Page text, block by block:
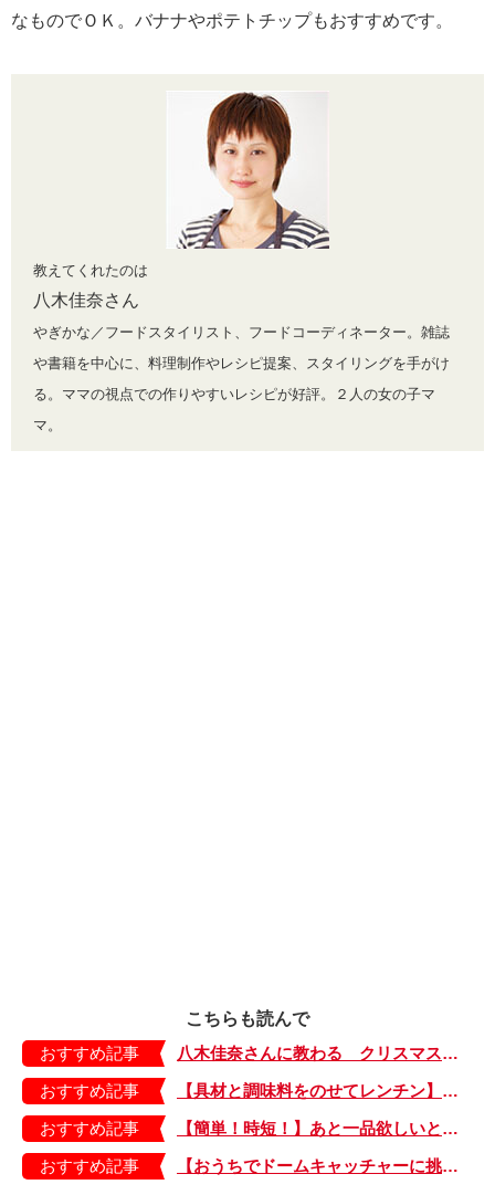
なものでＯＫ。バナナやポテトチップもおすすめです。
教えてくれたのは
八木佳奈さん
やぎかな／フードスタイリスト、フードコーディネーター。雑誌
や書籍を中心に、料理制作やレシピ提案、スタイリングを手がけ
る。ママの視点での作りやすいレシピが好評。２人の女の子マ
マ。
こちらも読んで
おすすめ記事
八木佳奈さんに教わる クリスマスパーティーレシピ Vol.1
おすすめ記事
【具材と調味料をのせてレンチン】ケチャップ×バターの王道味！「うどんナポリタン」のできあがり♪
おすすめ記事
【簡単！時短！】あと一品欲しいときにおすすめの「卵とレタスの炒めもの」のレシピ
おすすめ記事
【おうちでドームキャッチャーに挑戦だ】アンパンマン わくわくドームキャッチャー